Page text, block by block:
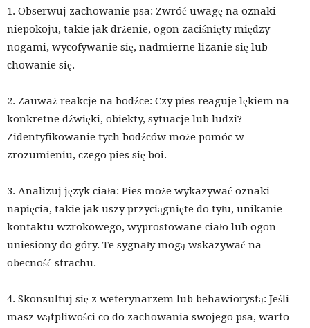
1. Obserwuj zachowanie psa: Zwróć uwagę na oznaki
niepokoju, takie jak drżenie, ogon zaciśnięty między
nogami, wycofywanie się, nadmierne lizanie się lub
chowanie się.
2. Zauważ reakcje na bodźce: Czy pies reaguje lękiem na
konkretne dźwięki, obiekty, sytuacje lub ludzi?
Zidentyfikowanie tych bodźców może pomóc w
zrozumieniu, czego pies się boi.
3. Analizuj język ciała: Pies może wykazywać oznaki
napięcia, takie jak uszy przyciągnięte do tyłu, unikanie
kontaktu wzrokowego, wyprostowane ciało lub ogon
uniesiony do góry. Te sygnały mogą wskazywać na
obecność strachu.
4. Skonsultuj się z weterynarzem lub behawiorystą: Jeśli
masz wątpliwości co do zachowania swojego psa, warto